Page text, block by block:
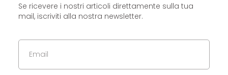
Se ricevere i nostri articoli direttamente sulla tua
mail, iscriviti alla nostra newsletter.